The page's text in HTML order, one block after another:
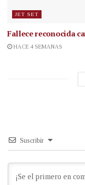
JET SET
Fallece reconocida
HACE 4 SEMANAS
Suscribir